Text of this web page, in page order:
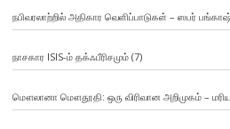
நபிவரலாற்றில் அதிகார வெளிப்பாடுகள் – ஸபர் பங்காஷ்
நாசகார ISIS-ம் தக்ஃபீரிசமும்(7)
மௌலானா மௌதூதி: ஒரு விரிவான அறிமுகம் –